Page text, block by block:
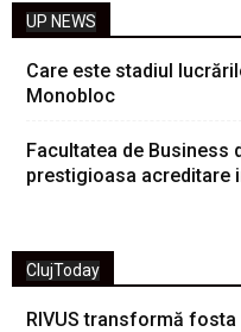
UP NEWS
Care este stadiul
Monobloc
Facultatea de Business
prestigioasa acreditare
ClujToday
RIVUS transformă